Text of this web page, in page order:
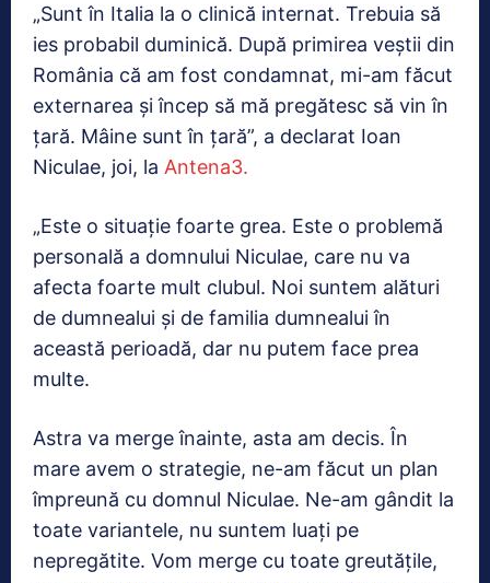
„Sunt în Italia la o clinică internat. Trebuia să
ies probabil duminică. După primirea veştii din
România că am fost condamnat, mi-am făcut
externarea şi încep să mă pregătesc să vin în
ţară. Mâine sunt în ţară”, a declarat Ioan
Niculae, joi, la Antena3.
„Este o situație foarte grea. Este o problemă
personală a domnului Niculae, care nu va
afecta foarte mult clubul. Noi suntem alături
de dumnealui și de familia dumnealui în
această perioadă, dar nu putem face prea
multe.
Astra va merge înainte, asta am decis. În
mare avem o strategie, ne-am făcut un plan
împreună cu domnul Niculae. Ne-am gândit la
toate variantele, nu suntem luați pe
nepregătite. Vom merge cu toate greutățile,